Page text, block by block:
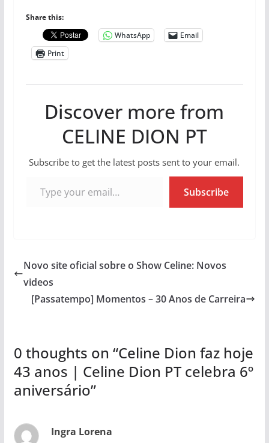
Share this:
WhatsApp
Email
Print
Discover more from
CELINE DION PT
Subscribe to get the latest posts sent to your email.
Subscribe
Novo site oficial sobre o Show Celine: Novos
videos
[Passatempo] Momentos – 30 Anos de Carreira
0 thoughts on “Celine Dion faz hoje
43 anos | Celine Dion PT celebra 6º
aniversário”
Ingra Lorena